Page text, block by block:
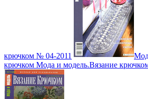
крючком № 04-2011
крючком Мода и модель.Вязание